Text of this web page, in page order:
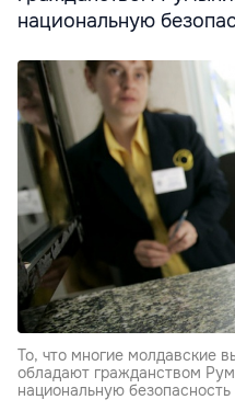
национальную
То, что многие молдавские
обладают гражданством
национальную